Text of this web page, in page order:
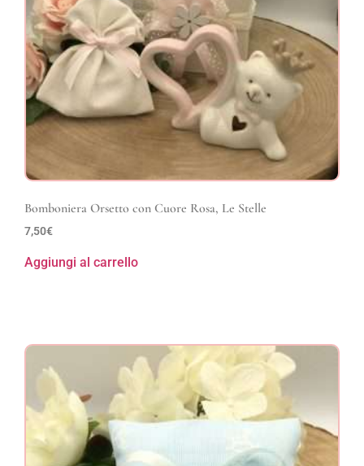
Bomboniera Orsetto con Cuore Rosa, Le Stelle
7,50€
Aggiungi al carrello